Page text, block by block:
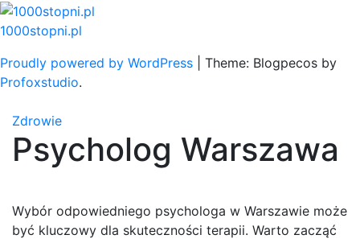
Skip
to
1000stopni.pl
Proudly powered by WordPress
Theme: Blogpecos by
Profoxstudio.
Zdrowie
Psycholog Warszawa
Wybór odpowiedniego psychologa w Warszawie może
być kluczowy dla skuteczności terapii. Warto zacząć